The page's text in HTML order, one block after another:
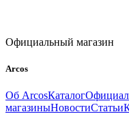
Официальный магазин
Arcos
Об ArcosКаталог
магазиныНовостиСтатьи